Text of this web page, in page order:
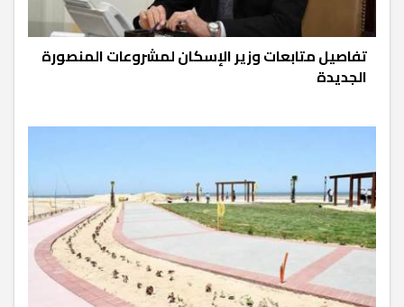
تفاصيل متابعات وزير الإسكان لمشروعات المنصورة
الجديدة